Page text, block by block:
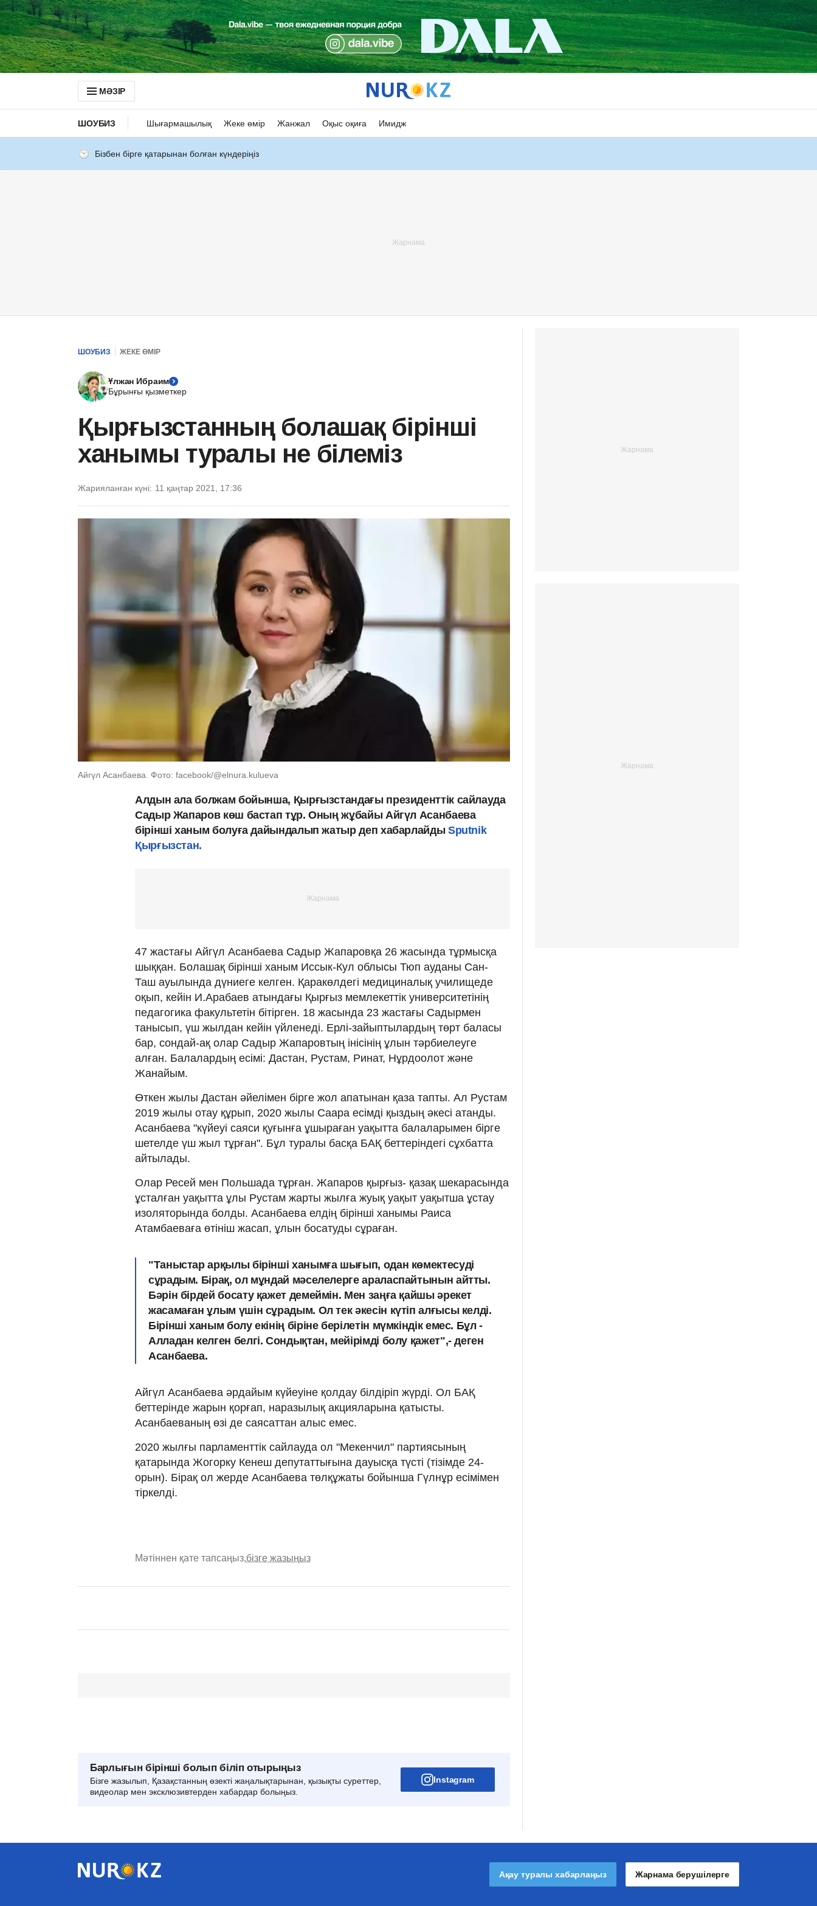
МӘЗІР
ШОУБИЗ Шығармашылық Жеке өмір Жанжал Оқыс оқиға Имидж
Бізбен бірге қатарынан болған күндеріңіз
ШОУБИЗ ЖЕКЕ ӨМІР
Ұлжан Ибраим
Бұрынғы қызметкер
Қырғызстанның болашақ бірінші
ханымы туралы не білеміз
Жарияланған күні: 11 қаңтар 2021, 17:36
Айгүл Асанбаева. Фото: facebook/@elnura.kulueva
Алдын ала болжам бойынша, Қырғызстандағы президенттік сайлауда
Садыр Жапаров көш бастап тұр. Оның жұбайы Айгүл Асанбаева
бірінші ханым болуға дайындалып жатыр деп хабарлайды Sputnik
Қырғызстан.
47 жастағы Айгүл Асанбаева Садыр Жапаровқа 26 жасында тұрмысқа
шыққан. Болашақ бірінші ханым Иссык-Кул облысы Тюп ауданы Сан-
Таш ауылында дүниеге келген. Қаракөлдегі медициналық училищеде
оқып, кейін И.Арабаев атындағы Қырғыз мемлекеттік университетінің
педагогика факультетін бітірген. 18 жасында 23 жастағы Садырмен
танысып, үш жылдан кейін үйленеді. Ерлі-зайыптылардың төрт баласы
бар, сондай-ақ олар Садыр Жапаровтың інісінің ұлын тәрбиелеуге
алған. Балалардың есімі: Дастан, Рустам, Ринат, Нұрдоолот және
Жанайым.
Өткен жылы Дастан әйелімен бірге жол апатынан қаза тапты. Ал Рустам
2019 жылы отау құрып, 2020 жылы Саара есімді қыздың әкесі атанды.
Асанбаева "күйеуі саяси қуғынға ұшыраған уақытта балаларымен бірге
шетелде үш жыл тұрған". Бұл туралы басқа БАҚ беттеріндегі сұхбатта
айтылады.
Олар Ресей мен Польшада тұрған. Жапаров қырғыз- қазақ шекарасында
ұсталған уақытта ұлы Рустам жарты жылға жуық уақыт уақытша ұстау
изоляторында болды. Асанбаева елдің бірінші ханымы Раиса
Атамбаеваға өтініш жасап, ұлын босатуды сұраған.
"Таныстар арқылы бірінші ханымға шығып, одан көмектесуді
сұрадым. Бірақ, ол мұндай мәселелерге араласпайтынын айтты.
Бәрін бірдей босату қажет демеймін. Мен заңға қайшы әрекет
жасамаған ұлым үшін сұрадым. Ол тек әкесін күтіп алғысы келді.
Бірінші ханым болу екінің біріне берілетін мүмкіндік емес. Бұл -
Алладан келген белгі. Сондықтан, мейірімді болу қажет",- деген
Асанбаева.
Айгүл Асанбаева әрдайым күйеуіне қолдау білдіріп жүрді. Ол БАҚ
беттерінде жарын қорғап, наразылық акцияларына қатысты.
Асанбаеваның өзі де саясаттан алыс емес.
2020 жылғы парламенттік сайлауда ол "Мекенчил" партиясының
қатарында Жогорку Кенеш депутаттығына дауысқа түсті (тізімде 24-
орын). Бірақ ол жерде Асанбаева төлқұжаты бойынша Гүлнұр есімімен
тіркелді.
Мәтіннен қате тапсаңыз,бізге жазыңыз
Барлығын бірінші болып біліп отырыңыз
Бізге жазылып, Қазақстанның өзекті жаңалықтарынан, қызықты суреттер,
видеолар мен эксклюзивтерден хабардар болыңыз.
Instagram
Ақау туралы хабарлаңыз Жарнама берушілерге